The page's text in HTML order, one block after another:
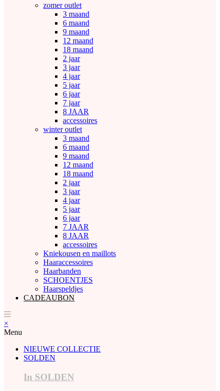
zomer outlet
3 maand
6 maand
9 maand
12 maand
18 maand
2 jaar
3 jaar
4 jaar
5 jaar
6 jaar
7 jaar
8 JAAR
accessoires
winter outlet
3 maand
6 maand
9 maand
12 maand
18 maand
2 jaar
3 jaar
4 jaar
5 jaar
6 jaar
7 JAAR
8 JAAR
accessoires
Kniekousen en maillots
Haaraccessoires
Haarbanden
SCHOENTJES
Haarspeldjes
CADEAUBON
×
Menu
NIEUWE COLLECTIE
SOLDEN
In SOLDEN